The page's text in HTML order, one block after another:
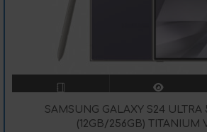
SAMSUNG GALAXY S24 ULTRA
(12GB/256GB) TITANIUM